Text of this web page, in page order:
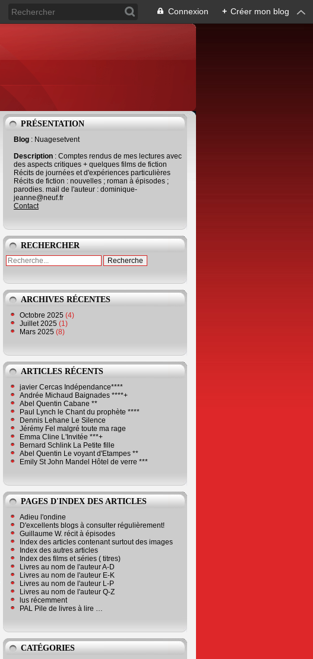
Connexion + Créer mon blog
PRÉSENTATION
Blog : Nuagesetvent
Description : Comptes rendus de mes lectures avec
des aspects critiques + quelques films de fiction
Récits de journées et d'expériences particulières
Récits de fiction : nouvelles ; roman à épisodes ;
parodies. mail de l'auteur : dominique-
jeanne@neuf.fr
Contact
RECHERCHER
ARCHIVES RÉCENTES
Octobre 2025 (4)
Juillet 2025 (1)
Mars 2025 (8)
ARTICLES RÉCENTS
javier Cercas Indépendance****
Andrée Michaud Baignades ****+
Abel Quentin Cabane **
Paul Lynch le Chant du prophète ****
Dennis Lehane Le Silence
Jérémy Fel malgré toute ma rage
Emma Cline L'Invitée ***+
Bernard Schlink La Petite fille
Abel Quentin Le voyant d'Etampes **
Emily St John Mandel Hôtel de verre ***
PAGES D'INDEX DES ARTICLES
Adieu l'ondine
D'excellents blogs à consulter régulièrement!
Guillaume W. récit à épisodes
Index des articles contenant surtout des images
Index des autres articles
Index des films et séries ( titres)
Livres au nom de l'auteur A-D
Livres au nom de l'auteur E-K
Livres au nom de l'auteur L-P
Livres au nom de l'auteur Q-Z
lus récemment
PAL Pile de livres à lire …
CATÉGORIES